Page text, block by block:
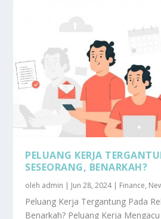
PELUANG KERJA
SESEORANG, BENARKAH?
oleh admin | Jun 28, 2024| Finance,
Peluang Kerja Tergantung Pada
Benarkah? Peluang Kerja